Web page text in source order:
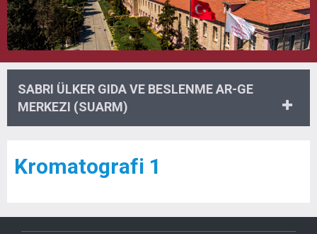
SABRI ÜLKER GIDA VE BESLENME AR-GE
MERKEZI (SUARM)
Kromatografi 1